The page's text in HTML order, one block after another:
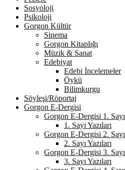
Sosyoloji
Psikoloji
Gorgon Kültür
Sinema
Gorgon Kitaplığı
Müzik & Sanat
Edebiyat
Edebi İncelemeler
Öykü
Bilimkurgu
Söyleşi/Röportaj
Gorgon E-Dergisi
Gorgon E-Dergisi 1. Sayı
1. Sayı Yazıları
Gorgon E-Dergisi 2. Sayı
2. Sayı Yazıları
Gorgon E-Dergisi 3. Sayı
3. Sayı Yazıları